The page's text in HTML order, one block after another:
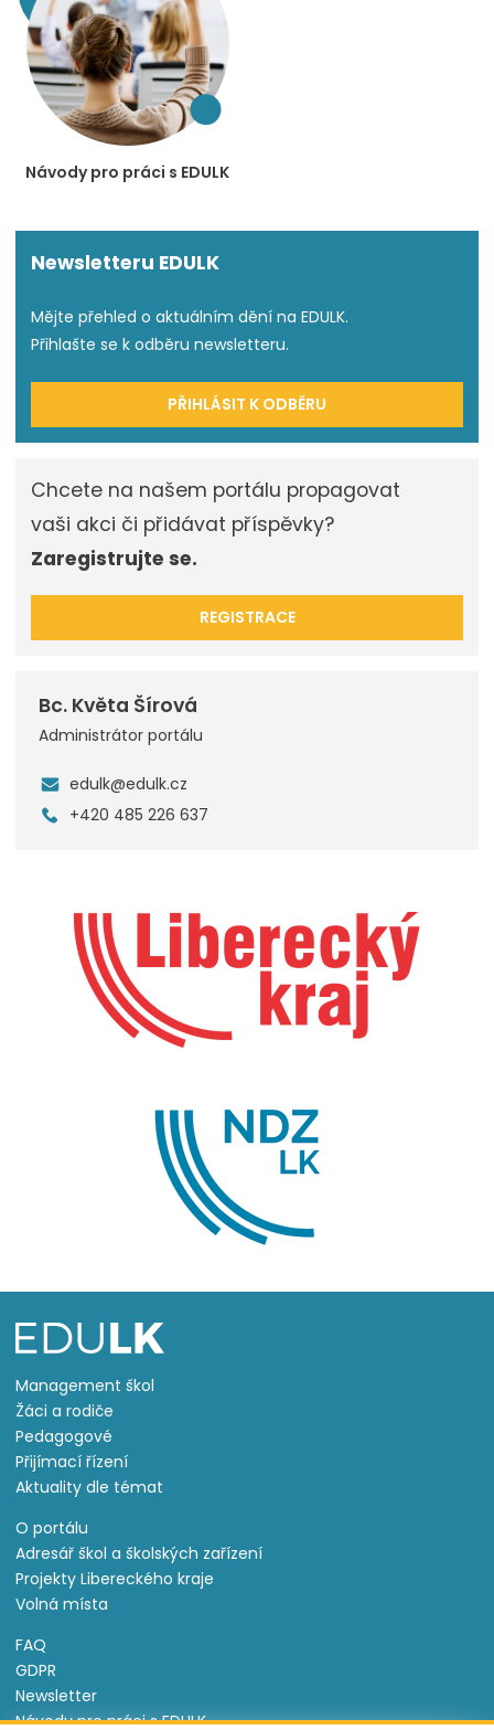
Návody pro práci s EDULK
Newsletteru EDULK
Mějte přehled o aktuálním dění na EDULK.
Přihlašte se k odběru newsletteru.
PŘIHLÁSIT K ODBĚRU
Chcete na našem portálu propagovat
vaši akci či přidávat příspěvky?
Zaregistrujte se.
REGISTRACE
Bc. Květa Šírová
Administrátor portálu
edulk@edulk.cz
+420 485 226 637
Management škol
Žáci a rodiče
Pedagogové
Přijímací řízení
Aktuality dle témat
O portálu
Adresář škol a školských zařízení
Projekty Libereckého kraje
Volná místa
FAQ
GDPR
Newsletter
Návody pro práci s EDULK